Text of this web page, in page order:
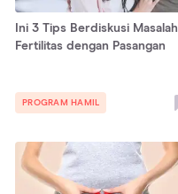
Ini 3 Tips Berdiskusi Masalah
Fertilitas dengan Pasangan
PROGRAM HAMIL